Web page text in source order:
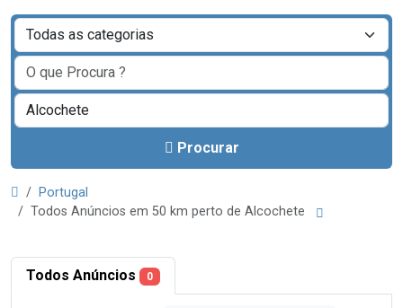
Procurar
Portugal
Todos Anúncios em 50 km perto de Alcochete
Todos Anúncios 0